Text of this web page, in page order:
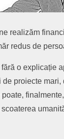
realizăm
redus de
o explicație
proiecte